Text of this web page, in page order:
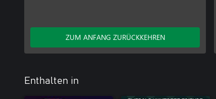
ZUM ANFANG ZURÜCKKEHREN
Enthalten in